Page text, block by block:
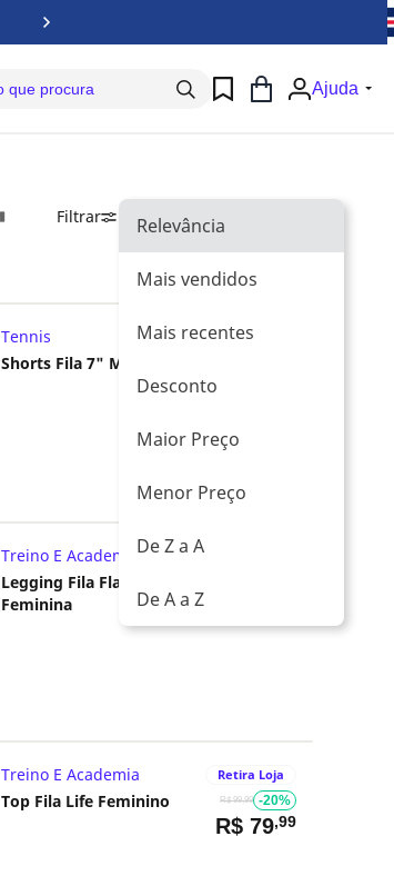
Ajuda
Filtrar Ordenar Por
Relevância
Maior Preço
Menor Preço
Mais vendidos
De Z a A
De A a Z
Mais recentes
Desconto
Tennis Dia dos Pais
Shorts Fila 7" Masculino
R$
Treino E Academia
Legging Fila Flat Life II
Feminina
R$
Treino E Academia Retira Loja
Top Fila Life Feminino R$ 99,99 -20%
R$79,99